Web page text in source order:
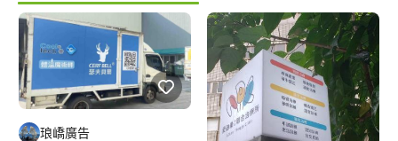
琅嶠廣告